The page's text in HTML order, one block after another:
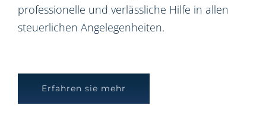
professionelle und verlässliche Hilfe in allen
steuerlichen Angelegenheiten.
Erfahren sie mehr